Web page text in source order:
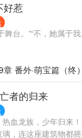
好惹
舞台。”“不，她属
番外·萌宝篇（终）
者的归来
热血龙族，少年归
，连这座建筑物都摇